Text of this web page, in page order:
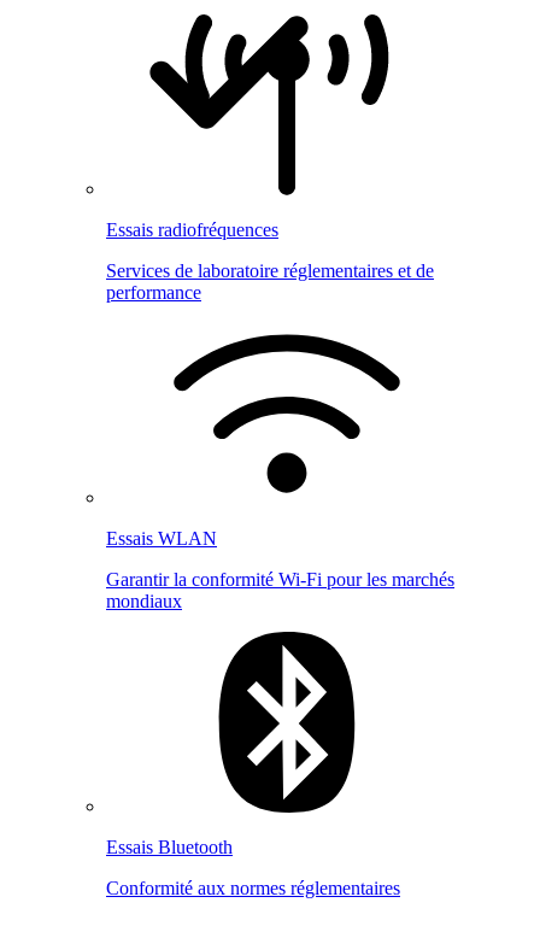
Essais radiofréquences
Services de laboratoire réglementaires et de
performance
Essais WLAN
Garantir la conformité Wi-Fi pour les marchés
mondiaux
Essais Bluetooth
Conformité aux normes réglementaires